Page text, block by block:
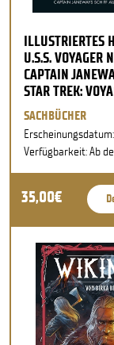
ILLUSTRIERTES
U.S.S. VOYAGER
CAPTAIN
STAR TREK:
SACHBÜCHER
Erscheinungsdatum:
Verfügbarkeit: Ab
35,00€